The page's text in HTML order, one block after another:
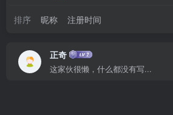
排序 昵称 注册时间
正奇
这家伙很懒，什么都没有写...